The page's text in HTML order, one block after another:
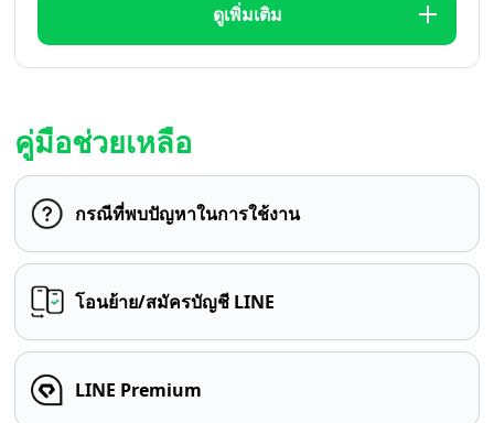
ดูเพิ่มเติม
คู่มือช่วยเหลือ
กรณีที่พบปัญหาในการใช้งาน
โอนย้าย/สมัครบัญชี LINE
LINE Premium